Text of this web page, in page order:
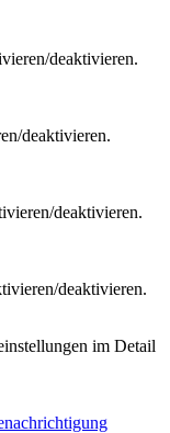
deaktivieren.
deaktivieren.
deaktivieren.
deaktivieren.
im Detail